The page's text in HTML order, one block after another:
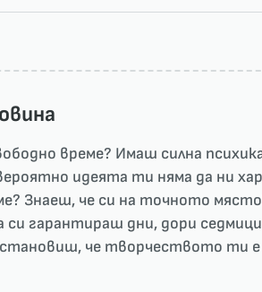
време? Имаш силна
идеята ти няма да ни
Знаеш, че си на точното
си гарантираш дни, дори
че творчеството ти е